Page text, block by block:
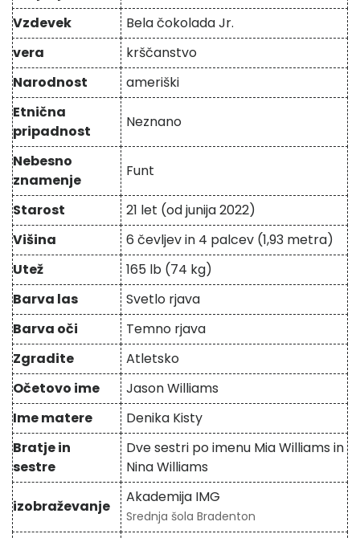
Vzdevek
Bela čokolada Jr.
vera
krščanstvo
Narodnost
ameriški
Etnična
pripadnost
Neznano
Nebesno
znamenje
Funt
Starost
21 let (od junija 2022)
Višina
6 čevljev in 4 palcev (1,93 metra)
Utež
165 lb (74 kg)
Barva las
Svetlo rjava
Barva oči
Temno rjava
Zgradite
Atletsko
Očetovo ime
Jason Williams
Ime matere
Denika Kisty
Bratje in
sestre
Dve sestri po imenu Mia Williams in
Nina Williams
izobraževanje
Akademija IMG
Srednja šola Bradenton